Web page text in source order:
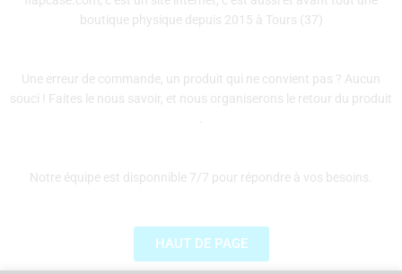
boutique physique depuis 2015 à Tours (37)
Une erreur de commande, un produit qui ne convient pas ? Aucun
souci ! Faites le nous savoir, et nous organiserons le retour du produit
Notre équipe est disponnible 7/7 pour répondre à vos besoins.
HAUT DE PAGE